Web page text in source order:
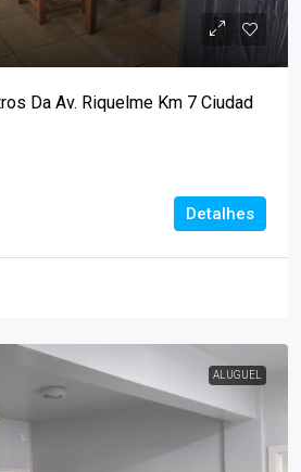
Da Av. Riquelme Km 7 Ciudad
Detalhes
ALUGUEL